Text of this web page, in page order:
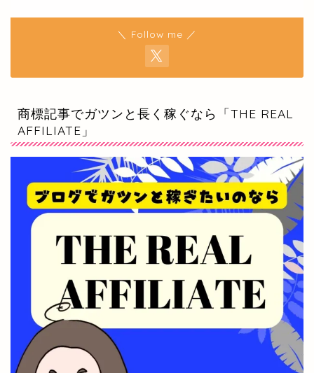
＼ Follow me ／
商標記事でガツンと長く稼ぐなら「THE REAL
AFFILIATE」